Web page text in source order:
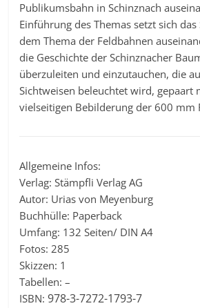
Publikumsbahn in Schinznach
Einführung des Themas setzt sich
dem Thema der Feldbahnen
die Geschichte der Schinznacher
überzuleiten und einzutauchen, die
Sichtweisen beleuchtet wird, gepaart
vielseitigen Bebilderung der 600 mm
Allgemeine Infos:
Verlag: Stämpfli Verlag AG
Autor: Urias von Meyenburg
Buchhülle: Paperback
Umfang: 132 Seiten/ DIN A4
Fotos: 285
Skizzen: 1
Tabellen: –
ISBN:978-3-7272-1793-7